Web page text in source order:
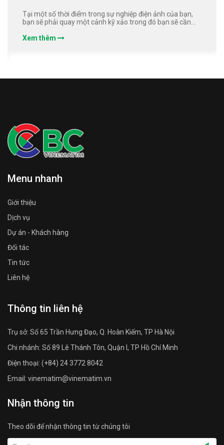
Tại một số thời điểm trong sự nghiệp điện ảnh của bạn,
bạn sẽ phải quay một cảnh kỹ xảo trong đó bạn sẽ cần
to tát, nó không quá phức tạp.
Xem thêm
Menu nhanh
Giới thiệu
Dịch vụ
Dự án - Khách hàng
Đối tác
Tin tức
Liên hệ
Thông tin liên hệ
Trụ sở: Số 65 Trần Hưng Đạo, Q. Hoàn Kiếm, TP Hà Nội
Chi nhánh: Số 89 Lê Thánh Tôn, Quận I, TP Hồ Chí Minh
Điện thoại: (+84) 24 3772 8042
Email: vinematim@vinematim.vn
Nhận thông tin
Theo dõi để nhận thông tin từ chúng tôi